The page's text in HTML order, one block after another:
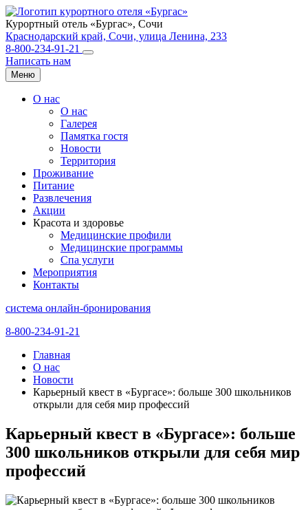
Курортный отель «Бургас», Сочи
Краснодарский край, Сочи, улица Ленина, 233
8-800-234-91-21
Написать нам
Меню
О нас
О нас
Галерея
Памятка гостя
Новости
Территория
Проживание
Питание
Развлечения
Акции
Красота и здоровье
Медицинские профили
Медицинские программы
Спа услуги
Мероприятия
Контакты
система онлайн-бронирования
8-800-234-91-21
Главная
О нас
Новости
Карьерный квест в «Бургасе»: больше 300 школьников
открыли для себя мир профессий
Карьерный квест в «Бургасе»: больше
300 школьников открыли для себя мир
профессий